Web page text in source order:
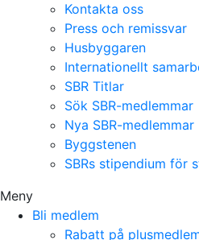
Kontakta oss
Press och remissvar
Husbyggaren
Internationellt
SBR Titlar
Sök SBR-medlemmar
Nya SBR-medlemmar
Byggstenen
SBRs stipendium för
Meny
Bli medlem
Rabatt på